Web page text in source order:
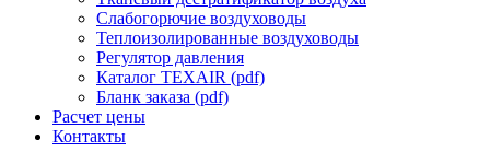
Слабогорючие воздуховоды
Теплоизолированные воздуховоды
Регулятор давления
Каталог TEXAIR (pdf)
Бланк заказа (pdf)
Расчет цены
Контакты